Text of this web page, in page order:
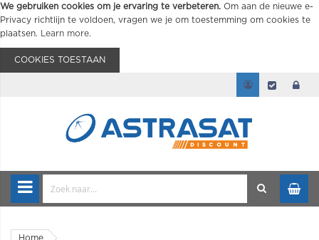
We gebruiken cookies om je ervaring te verbeteren. Om aan de nieuwe e-
Privacy richtlijn te voldoen, vragen we je om toestemming om cookies te
plaatsen.
Learn more.
COOKIES TOESTAAN
Home